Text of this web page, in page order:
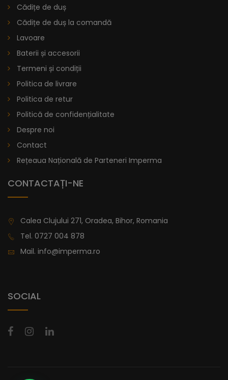
Lavoar Încastrat - Romana
Lavoar Încorporat Romana – Design Contemporan și
Versatilitatea Personalizată
Descoperiți intersecția dintre eleganță și funcționalitate în
designul lavoarului încorporat Romana. Optați pentru o
piesă personalizabilă care să se alinieze impecabil cu
De la1.016,81
Cădițe de duș
Cădițe de duș la comandă
Lavoare
Baterii și accesorii
Termeni și condiții
Politica de livrare
Politica de retur
Politică de confidențialitate
Despre noi
Contact
Rețeaua Națională de Parteneri Imperma
CONTACTAȚI-NE
Calea Clujului 271, Oradea, Bihor, Romania
Tel. 0727 004 878
Mail. info@imperma.ro
SOCIAL